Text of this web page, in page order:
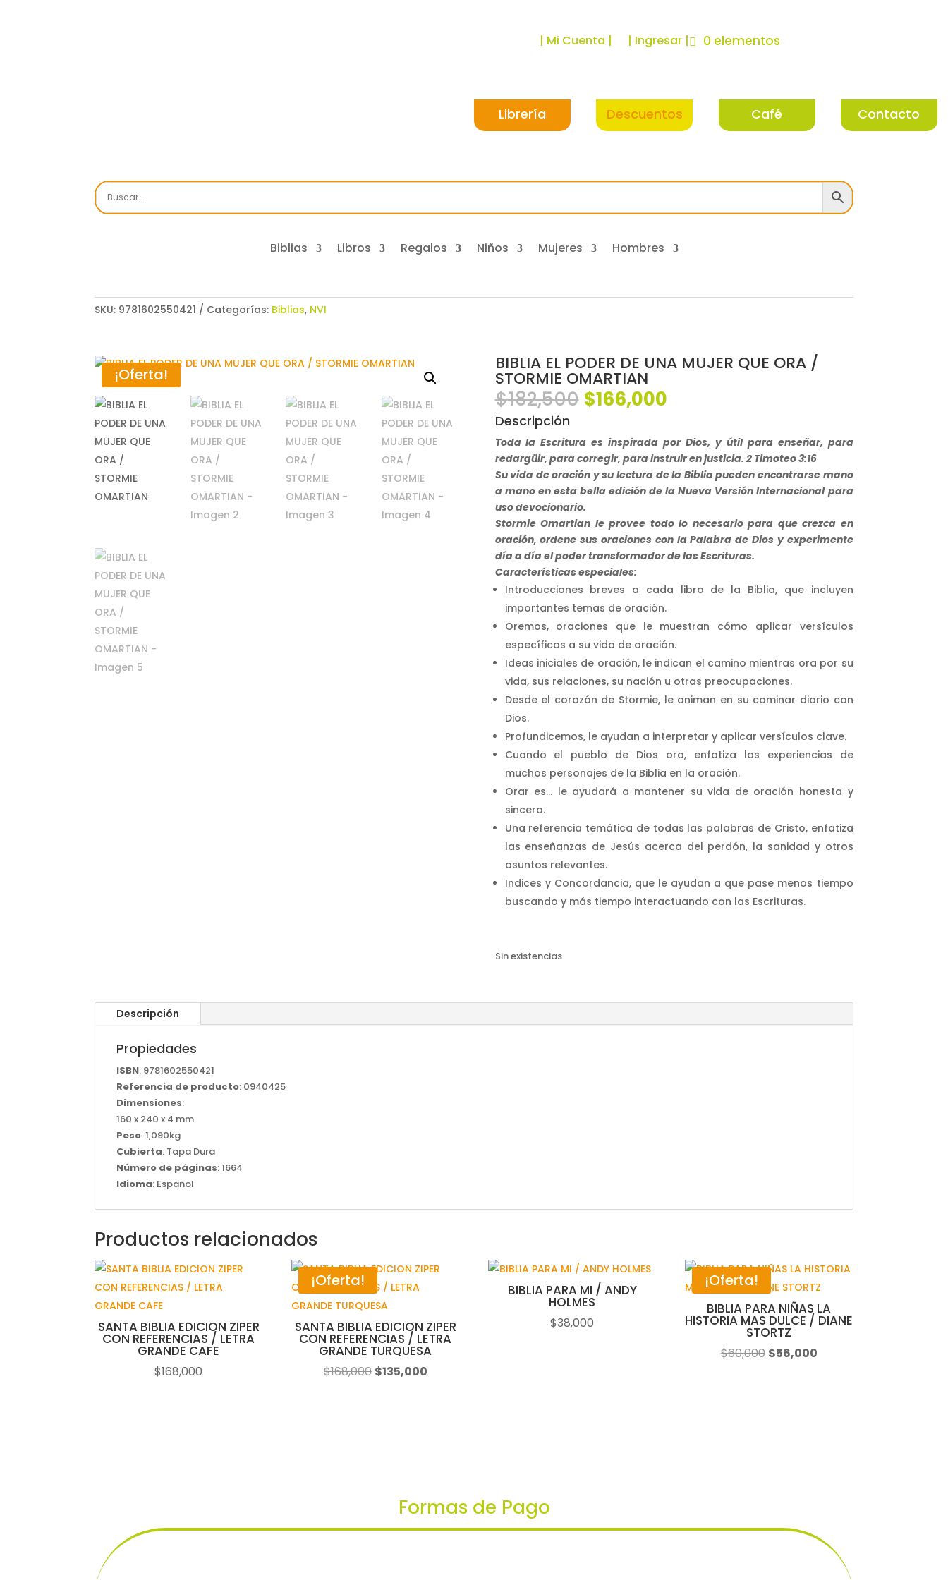
| Mi Cuenta | | Ingresar | 0 elementos
Librería Descuentos Café Contacto
Biblias Libros Regalos Niños Mujeres Hombres
SKU: 9781602550421 Categorías: Biblias, NVI
¡Oferta!
BIBLIA EL PODER DE UNA MUJER QUE ORA /
STORMIE OMARTIAN
$182,500 El
precio
original
era:
$182,500.
$166,000El
actual
es:
$166,000.
Descripción
Toda la Escritura es inspirada por Dios, y útil para enseñar, para
redargüir, para corregir, para instruir en justicia. 2 Timoteo 3:16
Su vida de oración y su lectura de la Biblia pueden encontrarse mano
a mano en esta bella edición de la Nueva Versión Internacional para
uso devocionario.
Stormie Omartian le provee todo lo necesario para que crezca en
oración, ordene sus oraciones con la Palabra de Dios y experimente
día a día el poder transformador de las Escrituras.
Características especiales:
Introducciones breves a cada libro de la Biblia, que incluyen
importantes temas de oración.
Oremos, oraciones que le muestran cómo aplicar versículos
específicos a su vida de oración.
Ideas iniciales de oración, le indican el camino mientras ora por su
vida, sus relaciones, su nación u otras preocupaciones.
Desde el corazón de Stormie, le animan en su caminar diario con
Dios.
Profundicemos, le ayudan a interpretar y aplicar versículos clave.
Cuando el pueblo de Dios ora, enfatiza las experiencias de
muchos personajes de la Biblia en la oración.
Orar es… le ayudará a mantener su vida de oración honesta y
sincera.
Una referencia temática de todas las palabras de Cristo, enfatiza
las enseñanzas de Jesús acerca del perdón, la sanidad y otros
asuntos relevantes.
Indices y Concordancia, que le ayudan a que pase menos tiempo
buscando y más tiempo interactuando con las Escrituras.
Sin existencias
Descripción
Propiedades
ISBN: 9781602550421
Referencia de producto: 0940425
Dimensiones:
160 x 240 x 4 mm
Peso: 1,090kg
Cubierta: Tapa Dura
Número de páginas: 1664
Idioma: Español
Productos relacionados
SANTA BIBLIA EDICION ZIPER
CON REFERENCIAS / LETRA
GRANDE CAFE
$168,000
¡Oferta!
SANTA BIBLIA EDICION ZIPER
CON REFERENCIAS / LETRA
GRANDE TURQUESA
$168,000 El
$135,000El
BIBLIA PARA MI / ANDY
HOLMES
$38,000
¡Oferta!
BIBLIA PARA NIÑAS LA
HISTORIA MAS DULCE / DIANE
STORTZ
$60,000 El
$56,000El
Formas de Pago